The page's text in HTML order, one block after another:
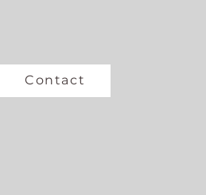
Contact